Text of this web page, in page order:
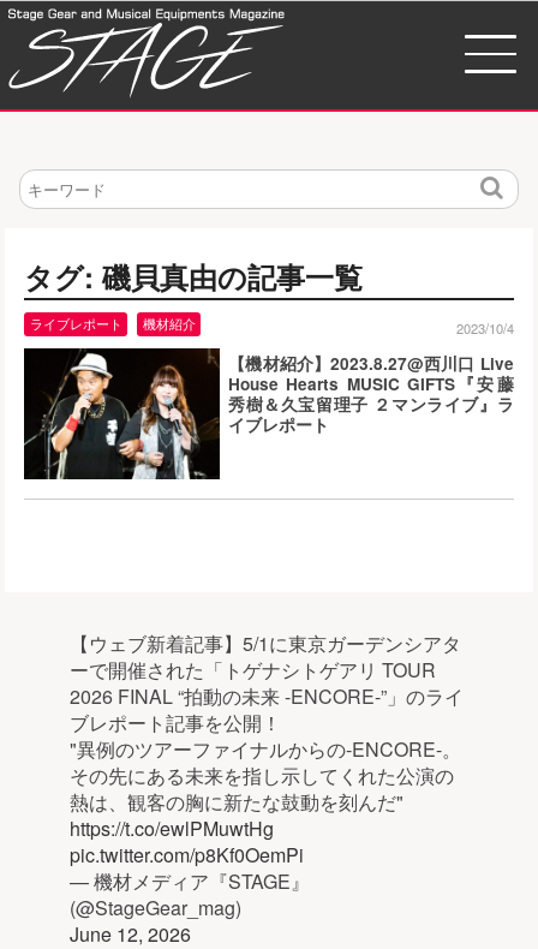
検
タグ: 磯貝真由の記事一覧
【機材紹介】2023.8.27@西川口 Live
House Hearts MUSIC GIFTS『安藤
秀樹＆久宝留理子 ２マンライブ』ラ
イブレポート
ライブレポート 機材紹介 2023/10/4
【ウェブ新着記事】5/1に東京ガーデンシアタ
ーで開催された「トゲナシトゲアリ TOUR
2026 FINAL “拍動の未来 -ENCORE-”」のライ
ブレポート記事を公開！
"異例のツアーファイナルからの-ENCORE-。
その先にある未来を指し示してくれた公演の
熱は、観客の胸に新たな鼓動を刻んだ"
https://t.co/ewlPMuwtHg
pic.twitter.com/p8Kf0OemPi
— 機材メディア『STAGE』
(@StageGear_mag)
June 12, 2026